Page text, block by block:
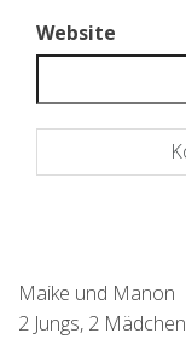
Website
Maike und Manon
2 Jungs, 2 Mädchen